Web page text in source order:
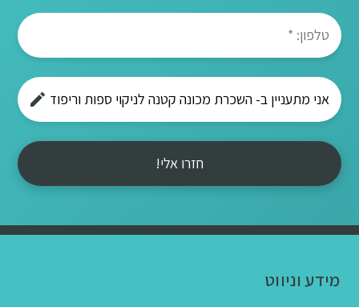
חזרו אלי!
מידע וניווט